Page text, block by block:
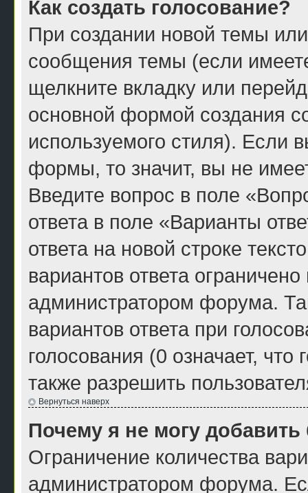
Как создать голосование?
При создании новой темы
сообщения темы (если
щелкните вкладку или
основной формой создания
используемого стиля). Если
формы, то значит, вы не
Введите вопрос в поле
ответа в поле «Варианты
ответа на новой строке
вариантов ответа
администратором форума.
вариантов ответа при
голосования (0 означает,
также разрешить
Вернуться наверх
Почему я не могу
Ограничение количества
администратором форума.